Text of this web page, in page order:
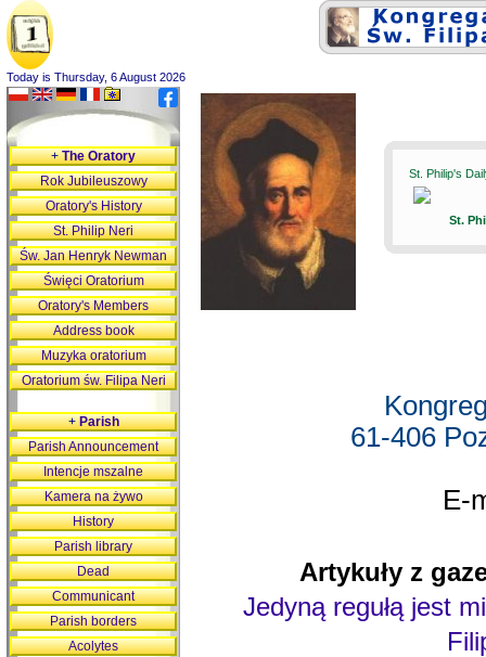
Today is Thursday, 6 August 2026
St. Philip's
St.
61-406
E-
Artykuły z
Jedyną regułą jest
+The Oratory
Rok Jubileuszowy
Oratory's History
St. Philip Neri
Św. Jan Henryk Newman
Święci Oratorium
Oratory's Members
Address book
Muzyka oratorium
Oratorium św. Filipa Neri
+Parish
Parish Announcement
Intencje mszalne
Kamera na żywo
History
Parish library
Dead
Communicant
Parish borders
Acolytes